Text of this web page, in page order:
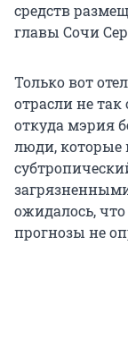
средств
главы Сочи
Только вот
отрасли не
откуда мэрия
люди, которые
ожидалось,
прогнозы не